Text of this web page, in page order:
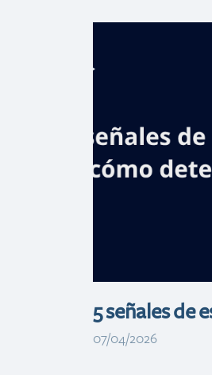
5 señales de
07/04/2026